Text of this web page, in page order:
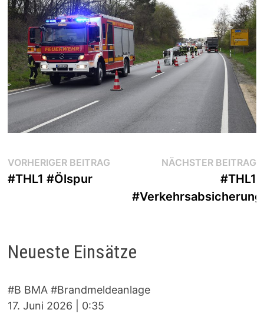
Beitragsnavigation
VORHERIGER BEITRAGVorheriger
#THL1 #Ölspur
NÄCHSTER BEITRAG
#THL1
#Verkehrsabsicherung
Neueste Einsätze
#B BMA #Brandmeldeanlage
17. Juni 2026
0:35